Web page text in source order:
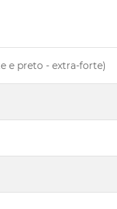
e preto - extra-forte)